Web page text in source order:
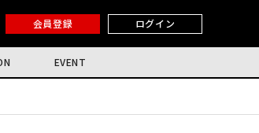
会員登録 ログイン
EVENT